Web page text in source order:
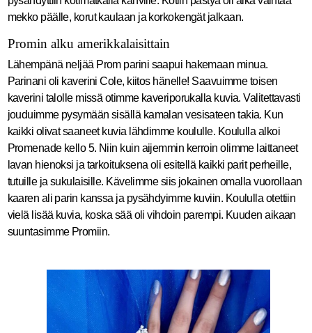
mekko päälle, korut kaulaan ja korkokengät jalkaan.
Promin alku amerikkalaisittain
Lähempänä neljää Prom parini saapui hakemaan minua.
Parinani oli kaverini Cole, kiitos hänelle! Saavuimme toisen
kaverini talolle missä otimme kaveriporukalla kuvia. Valitettavasti
jouduimme pysymään sisällä kamalan vesisateen takia. Kun
kaikki olivat saaneet kuvia lähdimme koululle. Koululla alkoi
Promenade kello 5. Niin kuin aijemmin kerroin olimme laittaneet
lavan hienoksi ja tarkoituksena oli esitellä kaikki parit perheille,
tutuille ja sukulaisille. Kävelimme siis jokainen omalla vuorollaan
kaaren ali parin kanssa ja pysähdyimme kuviin. Koululla otettiin
vielä lisää kuvia, koska sää oli vihdoin parempi. Kuuden aikaan
suuntasimme Promiin.